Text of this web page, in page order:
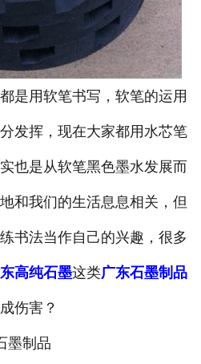
是用软笔书写，软笔的运用
发挥，现在大家都用水芯笔
也是从软笔黑色墨水发展而
和我们的生活息息相关，但
书法当作自己的兴趣，很多
高纯石墨这类广东石墨制品
伤害？